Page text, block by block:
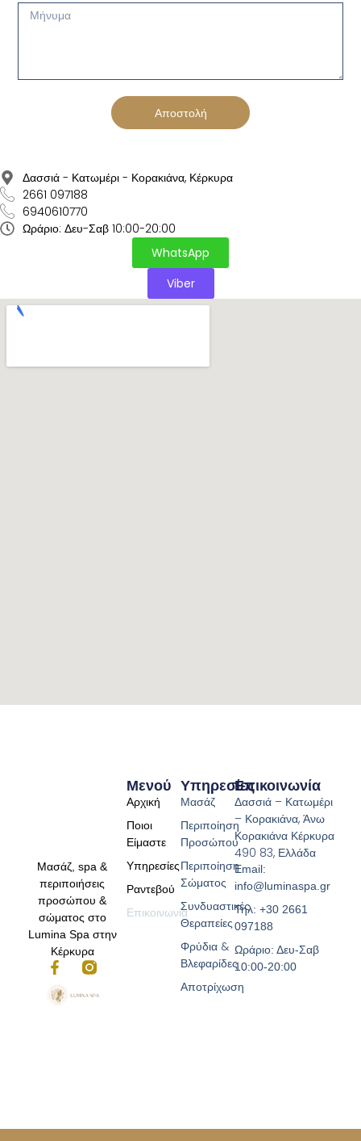
Αποστολή
Δασσιά - Κατωμέρι - Κορακιάνα, Κέρκυρα
2661 097188
6940610770
Ωράριο: Δευ-Σαβ 10:00-20:00
WhatsApp
Viber
Μασάζ, spa &
περιποιήσεις
προσώπου &
σώματος στο
Lumina Spa στην
Κέρκυρα
Υπηρεσίες
Μασάζ
Περιποίηση
Προσώπου
Περιποίηση
Σώματος
Συνδυαστικές
Θεραπείες
Φρύδια &
Βλεφαρίδες
Αποτρίχωση
Μενού
Αρχική
Ποιοι
Είμαστε
Υπηρεσίες
Ραντεβού
Επικοινωνία
Επικοινωνία
Δασσιά – Κατωμέρι
– Κορακιάνα, Άνω
Κορακιάνα Κέρκυρα
490 83, Ελλάδα
Email:
info@luminaspa.gr
Τηλ: +30 2661
097188
Ωράριο: Δευ-Σαβ
10:00-20:00